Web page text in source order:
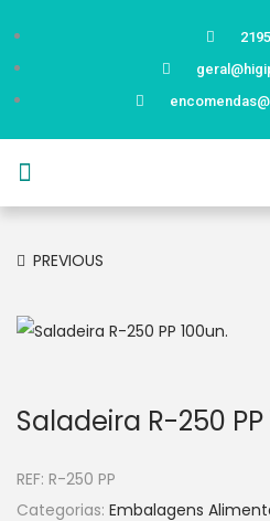
PREVIOUS
Saladeira R-250 PP
REF: R-250 PP
Categorias: Embalagens